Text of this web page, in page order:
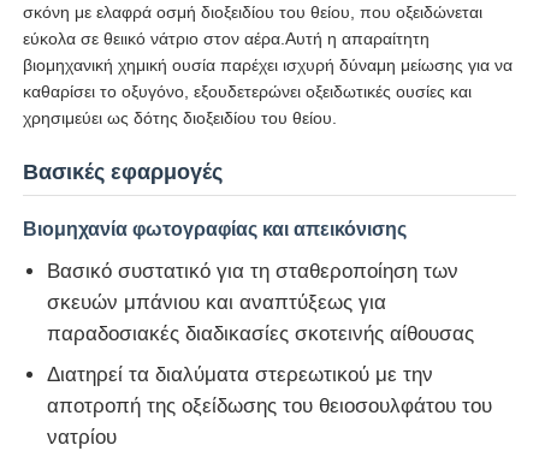
Αρχική Σελίδα
σκόνη με ελαφρά οσμή διοξειδίου του θείου, που οξειδώνεται
εύκολα σε θειικό νάτριο στον αέρα.Αυτή η απαραίτητη
βιομηχανική χημική ουσία παρέχει ισχυρή δύναμη μείωσης για να
καθαρίσει το οξυγόνο, εξουδετερώνει οξειδωτικές ουσίες και
χρησιμεύει ως δότης διοξειδίου του θείου.
Βασικές εφαρμογές
Βιομηχανία φωτογραφίας και απεικόνισης
Βασικό συστατικό για τη σταθεροποίηση των
σκευών μπάνιου και αναπτύξεως για
παραδοσιακές διαδικασίες σκοτεινής αίθουσας
Διατηρεί τα διαλύματα στερεωτικού με την
αποτροπή της οξείδωσης του θειοσουλφάτου του
νατρίου